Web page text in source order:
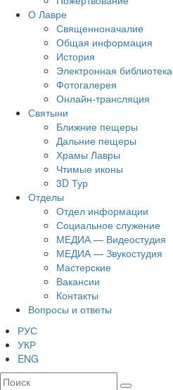
О Лавре
Священноначалие
Общая информация
История
Электронная библиотека
Фотогалерея
Онлайн-трансляция
Святыни
Ближние пещеры
Дальние пещеры
Храмы Лавры
Чтимые иконы
3D Тур
Отделы
Отдел информации
Социальное служение
МЕДИА — Видеостудия
МЕДИА — Звукостудия
Мастерские
Вакансии
Контакты
Вопросы и ответы
РУС
УКР
ENG